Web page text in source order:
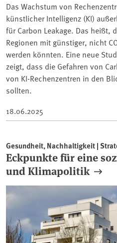
Das Wachstum von
künstlicher Intelligenz (KI)
für Carbon Leakage. Das heißt,
Regionen mit günstiger, nicht
werden könnten. Eine neue
zeigt, dass die Gefahren von
von KI-Rechenzentren in den
sollten.
18.06.2025
Gesundheit, Nachhaltigkeit |
Eckpunkte für eine
und Klimapolitik